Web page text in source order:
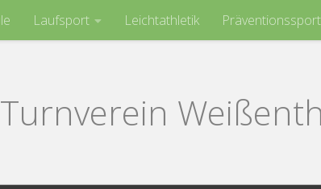
Laufsport Leichtathletik Präventionssport
Turnverein